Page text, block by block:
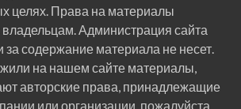
целях. Права на материалы
Администрация сайта
за содержание материала не несет.
на нашем сайте материалы,
авторские права, принадлежащие
или организации, пожалуйста,